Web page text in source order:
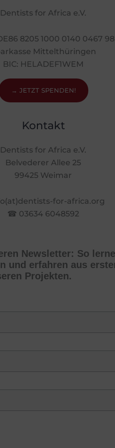
Dentists for Africa e.V.
8205 1000 0140 0467 98
Mittelthüringen
BIC: HELADEF1WEM
→ JETZT SPENDEN!
Kontakt
Dentists for Africa e.V.
Belvederer Allee 25
99425 Weimar
for-africa.org
☎ 03634 6048592
Newsletter: So
und erfahren aus
Projekten.